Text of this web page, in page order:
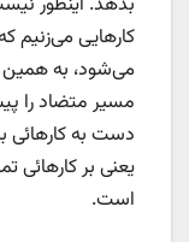
کارهایی
می‌شود، به همین
مسیر متضاد را
دست به کارهائی
یعنی بر کارهائی
است.